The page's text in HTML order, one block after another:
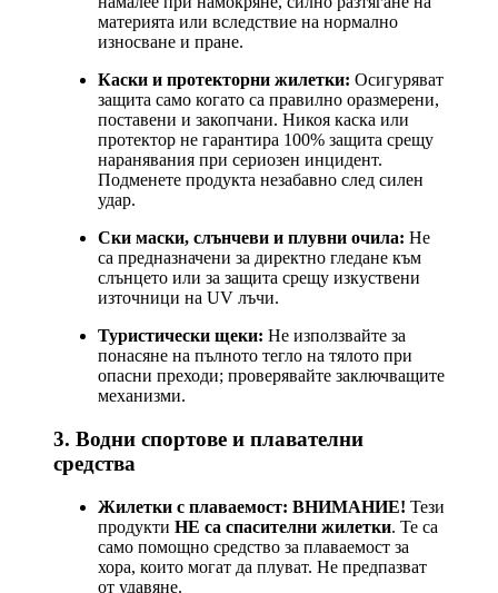
материята или вследствие на нормално
износване и пране.
Каски и протекторни жилетки: Осигуряват
защита само когато са правилно оразмерени,
поставени и закопчани. Никоя каска или
протектор не гарантира 100% защита срещу
наранявания при сериозен инцидент.
Подменете продукта незабавно след силен
удар.
Ски маски, слънчеви и плувни очила: Не
са предназначени за директно гледане към
слънцето или за защита срещу изкуствени
източници на UV лъчи.
Туристически щеки: Не използвайте за
понасяне на пълното тегло на тялото при
опасни преходи; проверявайте заключващите
механизми.
3. Водни спортове и плавателни
средства
Жилетки с плаваемост: ВНИМАНИЕ! Тези
продукти НЕ са спасителни жилетки. Те са
само помощно средство за плаваемост за
хора, които могат да плуват. Не предпазват
от удавяне.